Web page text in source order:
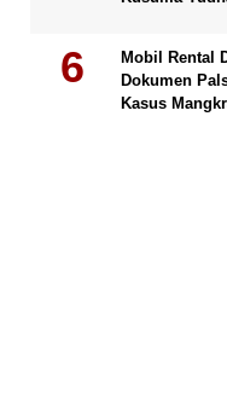
Mobil Rental
Dokumen
Kasus